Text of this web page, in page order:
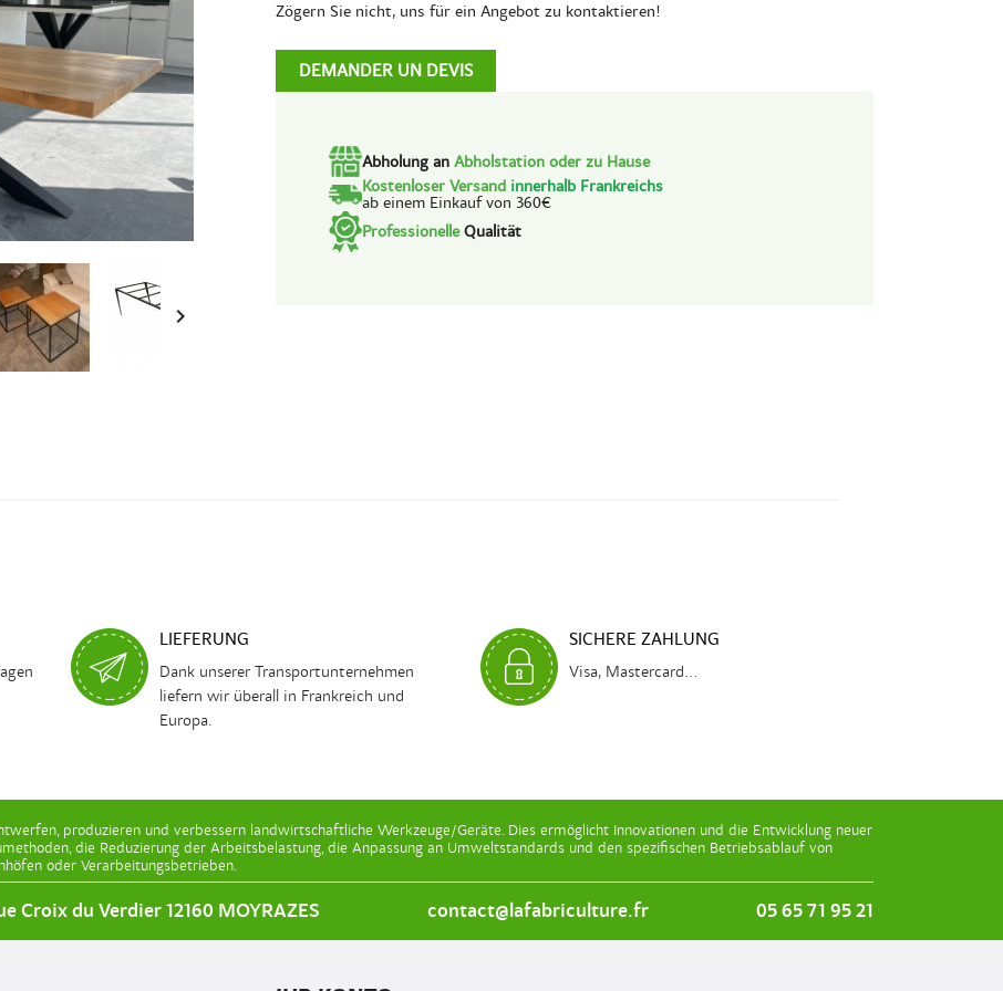

Zögern Sie nicht, uns für ein Angebot zu kontaktieren!
DEMANDER UN DEVIS
Abholung an Abholstation oder zu Hause
Kostenloser Versand innerhalb Frankreichs
ab einem Einkauf von 360€
ProfessionelleQualität
LIEFERUNG
Dank unserer Transportunternehmen
liefern wir überall in Frankreich und
Europa.
SICHERE ZAHLUNG
Visa, Mastercard...
produzieren und verbessern landwirtschaftliche Werkzeuge/Geräte. Dies ermöglicht Innovationen und die Entwicklung neuer
die Reduzierung der Arbeitsbelastung, die Anpassung an Umweltstandards und den spezifischen Betriebsablauf von
oder Verarbeitungsbetrieben.
Croix du Verdier 12160 MOYRAZES contact@lafabriculture.fr 05 65 71 95 21